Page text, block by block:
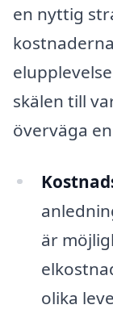
en nyttig
skälen till
överväga
är
olika